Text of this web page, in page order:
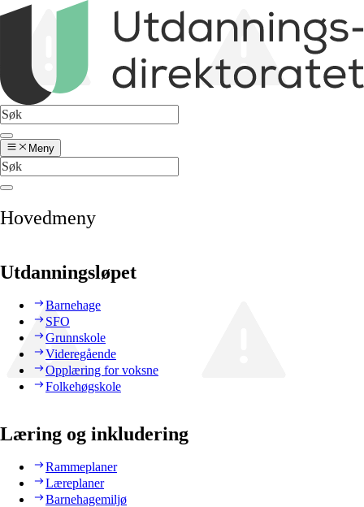
Meny
Hovedmeny
Utdanningsløpet
Barnehage
SFO
Grunnskole
Videregående
Opplæring for voksne
Folkehøgskole
Læring og inkludering
Rammeplaner
Læreplaner
Barnehagemiljø